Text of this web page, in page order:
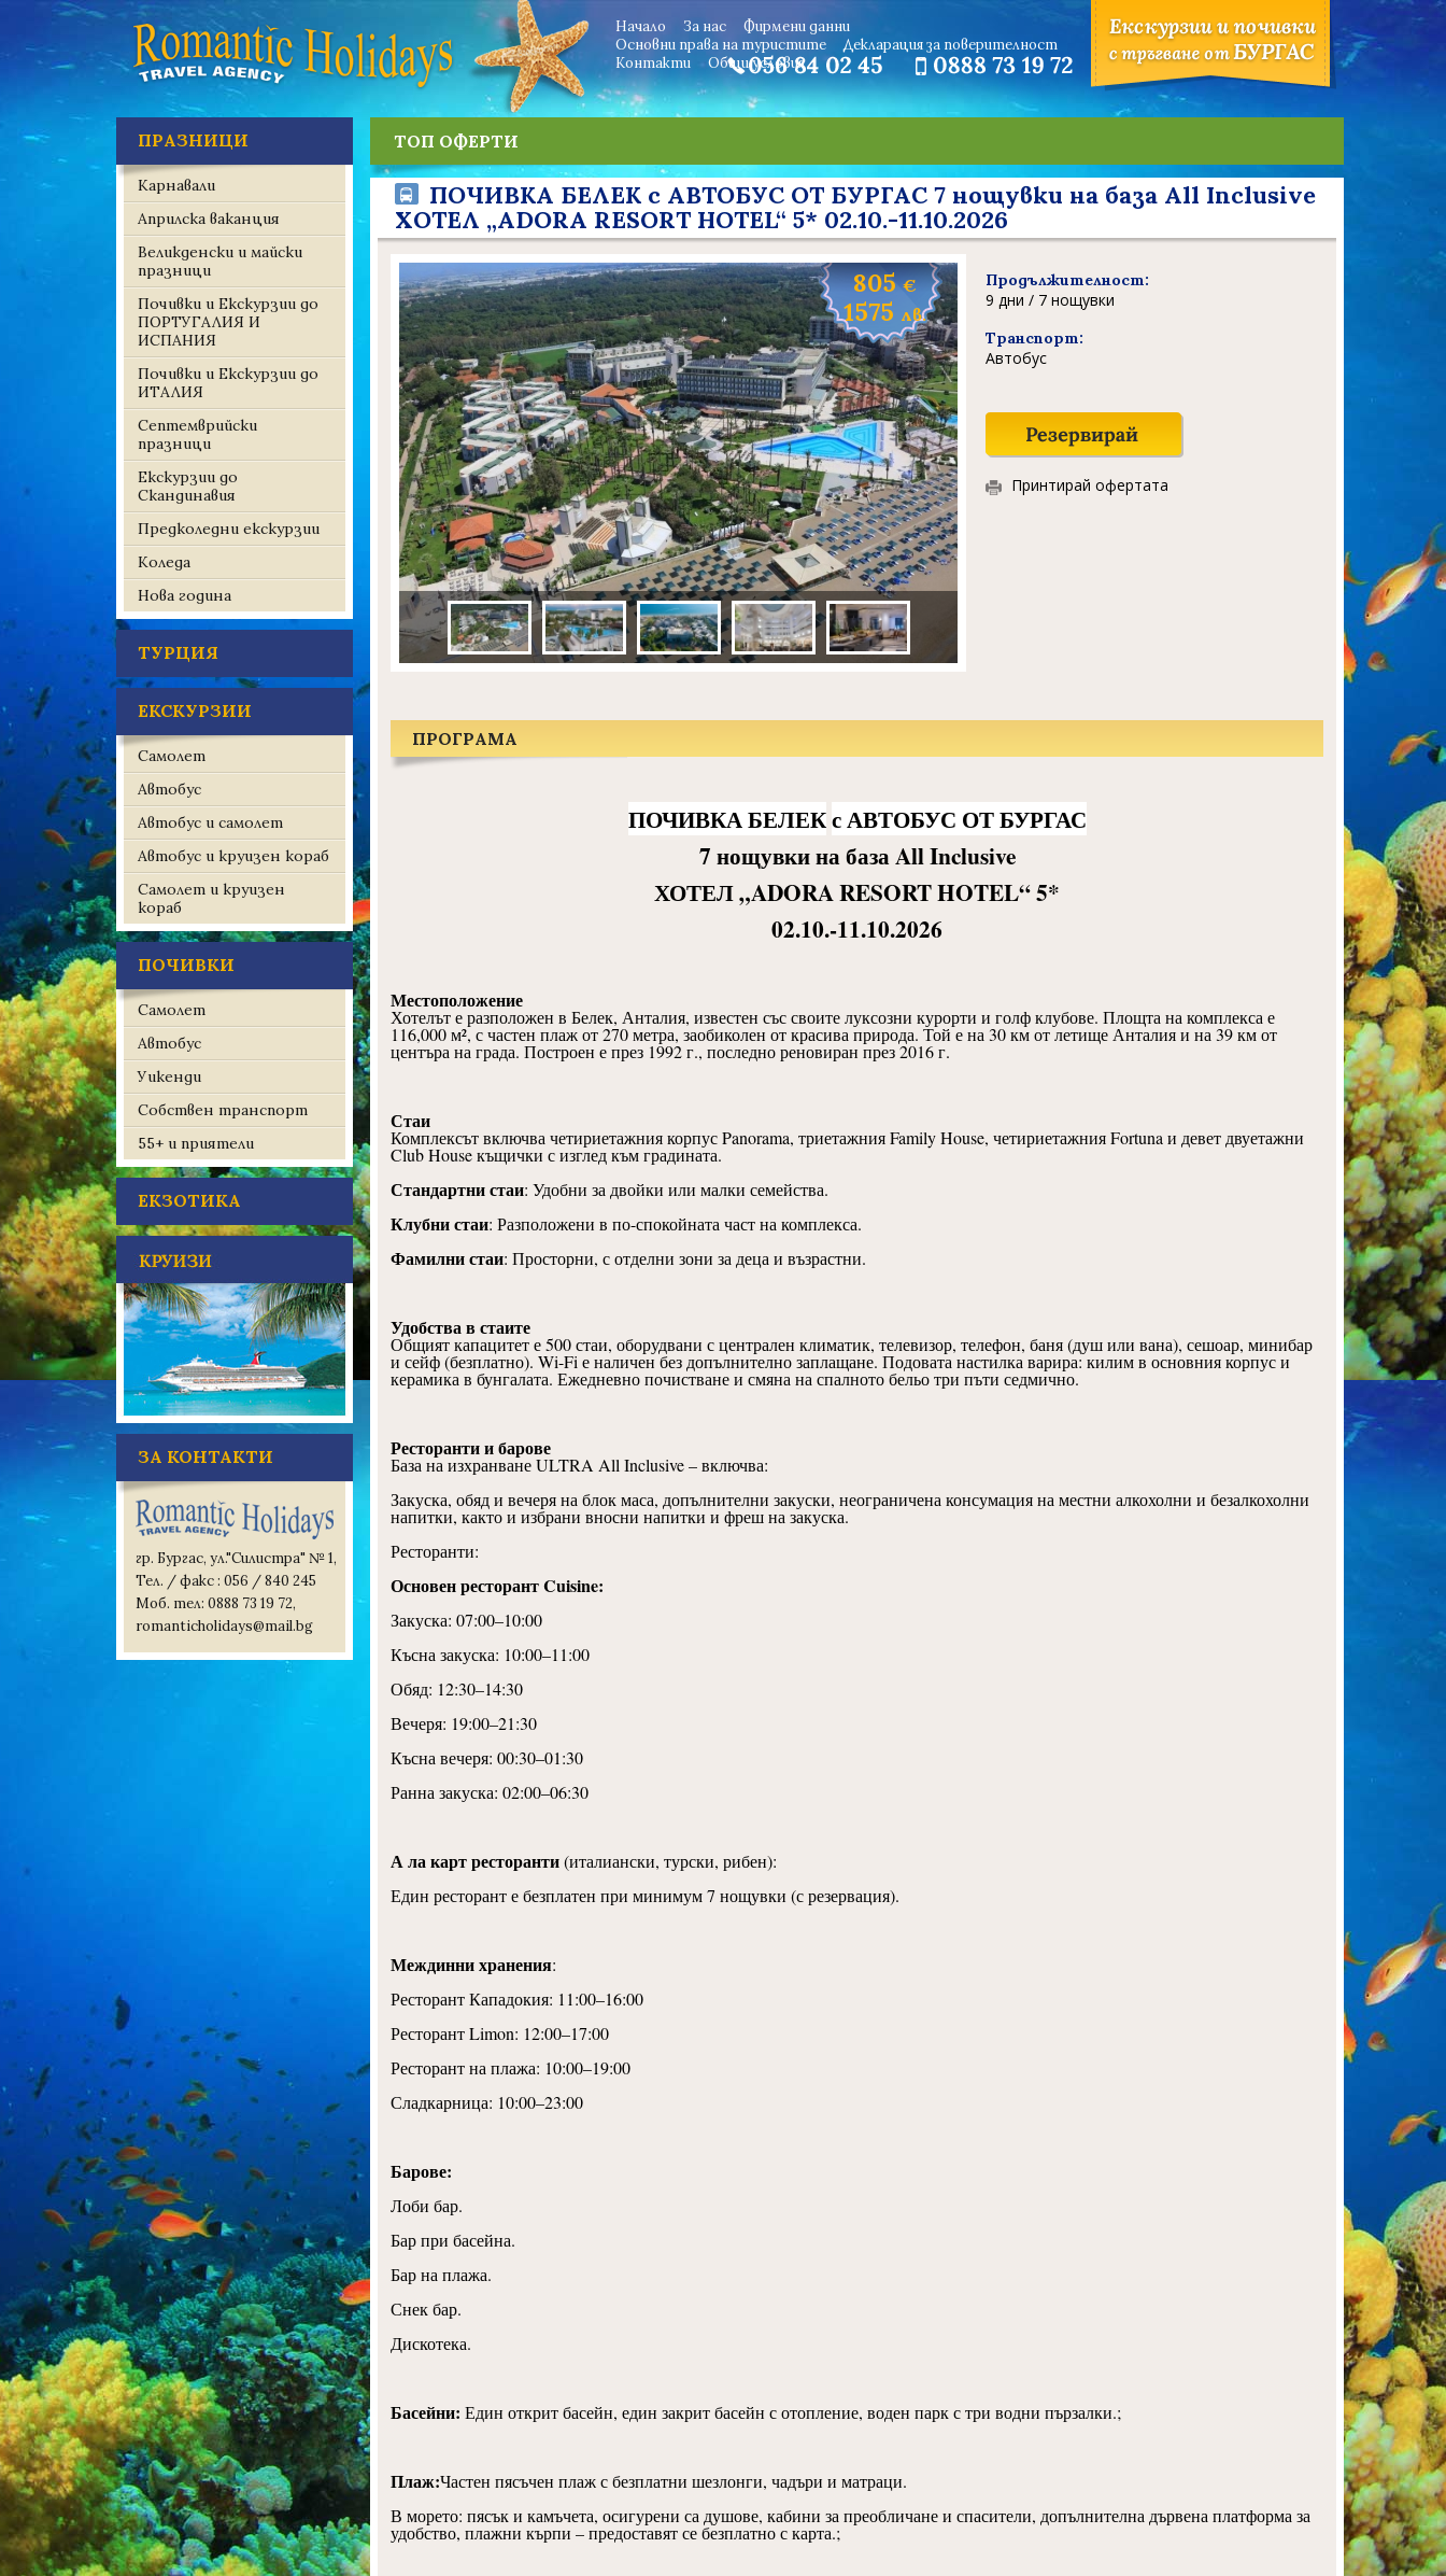
Начало За нас
Фирмени данни
Основни права на туристите
Декларация за поверителност
Контакти
Oбщи условия
ПРАЗНИЦИ
Карнавали
Априлска ваканция
Великденски и майски
празници
Почивки и Екскурзии до
ПОРТУГАЛИЯ И
ИСПАНИЯ
Почивки и Екскурзии до
ИТАЛИЯ
Септемврийски
празници
Екскурзии до
Скандинавия
Предколедни екскурзии
Коледа
Нова година
ТУРЦИЯ
ЕКСКУРЗИИ
Самолет
Автобус
Автобус и самолет
Автобус и круизен кораб
Самолет и круизен
кораб
ПОЧИВКИ
Самолет
Автобус
Уикенди
Собствен транспорт
55+ и приятели
ЕКЗОТИКА
ЗА КОНТАКТИ
гр. Бургас, ул."Силистра" № 1,
Тел. / факс : 056 / 840 245
Моб. тел: 0888 73 19 72,
romanticholidays@mail.bg
ТОП ОФЕРТИ
ПОЧИВКА БЕЛЕК с АВТОБУС ОТ БУРГАС 7 нощувки на база All Inclusive
ХОТЕЛ „ADORA RESORT HOTEL“ 5* 02.10.-11.10.2026
805€
1575 лв.
Продължителност:
9 дни / 7 нощувки
Транспорт:
Автобус
Принтирай офертата
ПРОГРАМА
ПОЧИВКА БЕЛЕКс АВТОБУС ОТ БУРГАС
7нощувкинабазаAll Inclusive
ХОТЕЛ„ADORA RESORT HOTEL“5*
02.10.-11.10.2026
Местоположение
Хотелът е разположен в Белек, Анталия, известен със своите луксозни курорти и голф клубове. Площта на комплекса е
116,000 м², с частен плаж от 270 метра, заобиколен от красива природа. Той е на 30 км от летище Анталия и на 39 км от
центъра на града. Построен е през 1992 г., последно реновиран през 2016 г.
Стаи
Комплексът включва четириетажния корпус Panorama, триетажния Family House, четириетажния Fortuna и девет двуетажни
Club House къщички с изглед към градината.
Стандартни стаи: Удобни за двойки или малки семейства.
Клубни стаи: Разположени в по-спокойната част на комплекса.
Фамилни стаи: Просторни, с отделни зони за деца и възрастни.
Удобства в стаите
Общият капацитет е 500 стаи, оборудвани с централен климатик, телевизор, телефон, баня (душ или вана), сешоар, минибар
и сейф (безплатно). Wi-Fi е наличен без допълнително заплащане. Подовата настилка варира: килим в основния корпус и
керамика в бунгалата. Ежедневно почистване и смяна на спалното бельо три пъти седмично.
Ресторанти и барове
База на изхранванеULTRA All Inclusive – включва:
Закуска, обяд и вечеря на блок маса, допълнителни закуски, неограничена консумация на местни алкохолни и безалкохолни
напитки, както и избрани вносни напитки и фреш на закуска.
Ресторанти:
Основен ресторант Cuisine:
Закуска: 07:00–10:00
Късна закуска: 10:00–11:00
Обяд: 12:30–14:30
Вечеря: 19:00–21:30
Късна вечеря: 00:30–01:30
Ранна закуска: 02:00–06:30
А ла карт ресторанти(италиански, турски, рибен):
Един ресторант е безплатен при минимум 7 нощувки (с резервация).
Междинни хранения:
Ресторант Кападокия: 11:00–16:00
Ресторант Limon: 12:00–17:00
Ресторант на плажа: 10:00–19:00
Сладкарница: 10:00–23:00
Барове:
Лоби бар.
Бар при басейна.
Бар на плажа.
Снек бар.
Дискотека.
Басейни: Един открит басейн, един закрит басейн с отопление, воден парк с три водни пързалки.;
Плаж:Частен пясъчен плаж с безплатни шезлонги, чадъри и матраци.
В морето: пясък и камъчета, осигурени са душове, кабини за преобличане и спасители, допълнителна дървена платформа за
удобство, плажни кърпи – предоставят се безплатно с карта.;